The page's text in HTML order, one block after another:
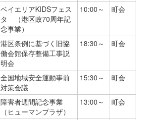
ベイエリアKIDSフェス
タ （港区政70周年記
念事業）
10:00～ 町会
港区条例に基づく旧協
働会館保存整備工事説
明会
18:30～ 町会
全国地域安全運動事前
対策会議
15:30～ 町会
障害者週間記念事業
（ヒューマンプラザ）
13:00～ 町会